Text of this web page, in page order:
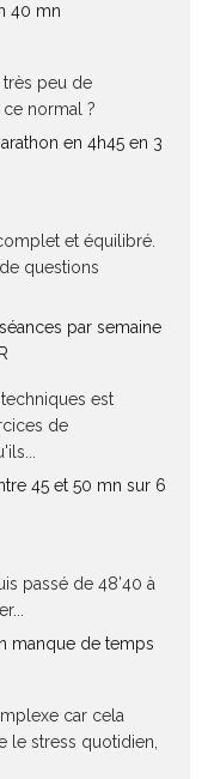
40 mn
peu de
normal ?
en 4h45 en 3
et équilibré.
questions
par semaine
est
de
45 et 50 mn sur 6
passé de 48’40 à
manque de temps
car cela
le stress quotidien,